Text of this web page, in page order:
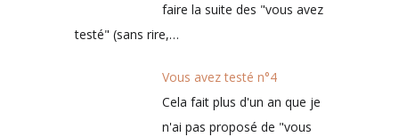
faire la suite des "vous avez
testé" (sans rire,…
Vous avez testé n°4
Cela fait plus d'un an que je
n'ai pas proposé de "vous